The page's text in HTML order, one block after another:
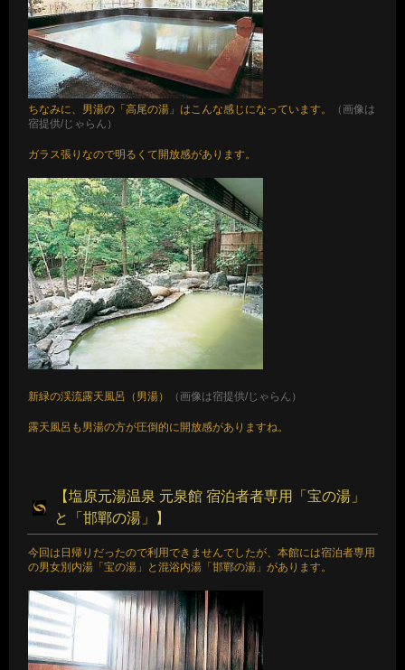
ちなみに、男湯の「高尾の湯」はこんな感じになっています。
（画像は
宿提供/じゃらん）
ガラス張りなので明るくて開放感があります。
新緑の渓流露天風呂（男湯） （画像は宿提供/じゃらん）
露天風呂も男湯の方が圧倒的に開放感がありますね。
【塩原元湯温泉 元泉館 宿泊者者専用「宝の湯」
と「邯鄲の湯」】
今回は日帰りだったので利用できませんでしたが、本館には宿泊者専用
の男女別内湯「宝の湯」と混浴内湯「邯鄲の湯」があります。